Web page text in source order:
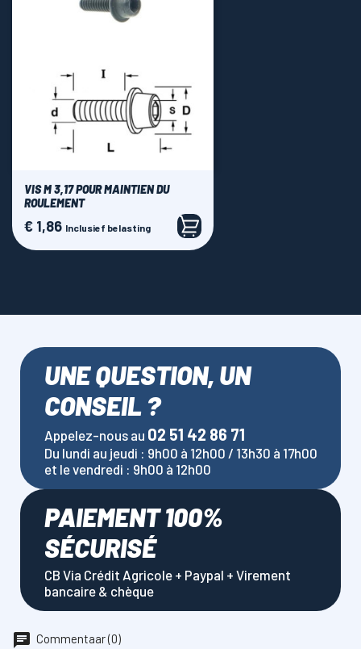
VIS M 3,17 POUR MAINTIEN DU
ROULEMENT
Prijs
€ 1,86 Inclusief belasting
UNE QUESTION, UN
CONSEIL ?
Appelez-nous au 02 51 42 86 71
Du lundi au jeudi : 9h00 à 12h00 / 13h30 à 17h00
et le vendredi : 9h00 à 12h00
PAIEMENT 100%
SÉCURISÉ
CB Via Crédit Agricole + Paypal + Virement
bancaire & chèque
Commentaar (0)